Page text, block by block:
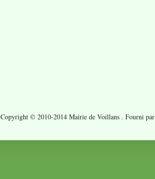
Copyright © 2010-2014 Mairie de Voillans . Fourni par